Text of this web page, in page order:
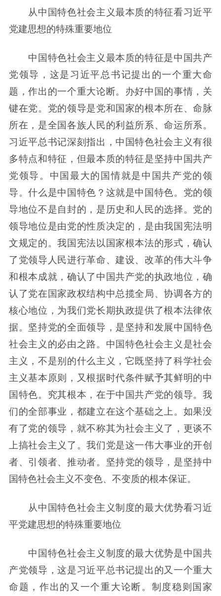
从中国特色社会主义最本质的特征看习近平
党建思想的特殊重要地位
中国特色社会主义最本质的特征是中国共产
党领导，这是习近平总书记提出的一个重大命
题，作出的一个重大论断。办好中国的事情，关
键在党。党的领导是党和国家的根本所在、命脉
所在，是全国各族人民的利益所系、命运所系。
习近平总书记深刻指出，中国特色社会主义有很
多特点和特征，但最本质的特征是坚持中国共产
党领导。中国最大的国情就是中国共产党的领
导。什么是中国特色？这就是中国特色。党的领
导地位不是自封的，是历史和人民的选择。党的
领导地位是由党的性质决定的，是由我国宪法明
文规定的。我国宪法以国家根本法的形式，确认
了党领导人民进行革命、建设、改革的伟大斗争
和根本成就，确认了中国共产党的执政地位，确
认了党在国家政权结构中总揽全局、协调各方的
核心地位，为我们党长期执政提供了根本法律依
据。坚持党的全面领导，是坚持和发展中国特色
社会主义的必由之路。中国特色社会主义是社会
主义，不是别的什么主义，它既坚持了科学社会
主义基本原则，又根据时代条件赋予其鲜明的中
国特色。究其根本，在于中国共产党的领导。我
们的全部事业，都建立在这个基础之上。如果没
有了党的领导，就不称其为社会主义了，更谈不
上搞社会主义了。我们党是这一伟大事业的开创
者、引领者、推动者。坚持党的领导，是坚持中
国特色社会主义不变色、不变质的根本保证。
从中国特色社会主义制度的最大优势看习近
平党建思想的特殊重要地位
中国特色社会主义制度的最大优势是中国共
产党领导，这是习近平总书记提出的又一个重大
命题，作出的又一个重大论断。制度稳则国家